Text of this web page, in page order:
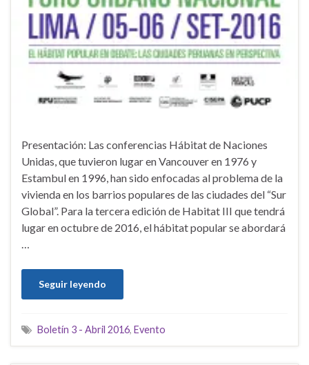
Presentación: Las conferencias Hábitat de Naciones
Unidas, que tuvieron lugar en Vancouver en 1976 y
Estambul en 1996, han sido enfocadas al problema de la
vivienda en los barrios populares de las ciudades del “Sur
Global”. Para la tercera edición de Habitat III que tendrá
lugar en octubre de 2016, el hábitat popular se abordará
Seguir leyendo
Boletín 3 - Abril 2016, Evento